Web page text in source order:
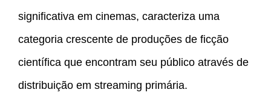
significativa em cinemas, caracteriza uma
categoria crescente de produções de ficção
científica que encontram seu público através de
distribuição em streaming primária.